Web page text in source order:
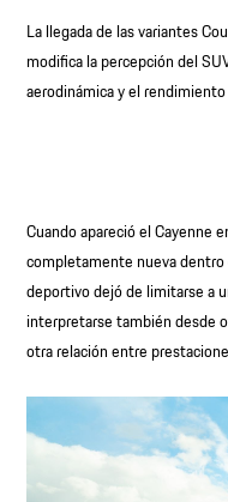
La llegada de las variantes
modifica la percepción del
aerodinámica y el
Cuando apareció el Cayenne
completamente nueva
deportivo dejó de limitarse a
interpretarse también desde
otra relación entre